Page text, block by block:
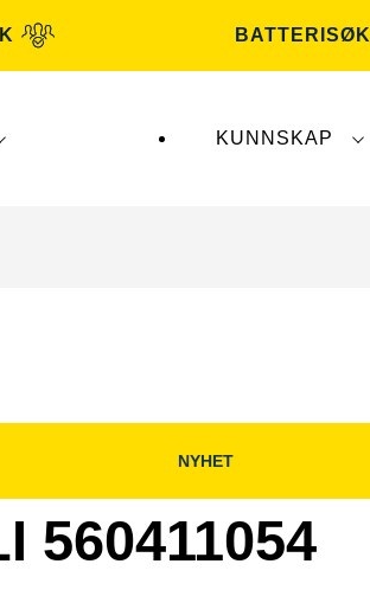
BATTERISØK
KUNNSKAP
NYHET
560411054